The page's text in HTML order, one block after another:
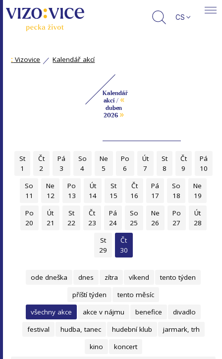
CS
: Vizovice Kalendář akcí
Kalendář
akcí / «
duben
2026 »
St
1
Čt
2
Pá
3
So
4
Ne
5
Po
6
Út
7
St
8
Čt
9
Pá
10
So
11
Ne
12
Po
13
Út
14
St
15
Čt
16
Pá
17
So
18
Ne
19
Po
20
Út
21
St
22
Čt
23
Pá
24
So
25
Ne
26
Po
27
Út
28
St
29
Čt
30
ode dneška dnes zítra víkend
tento týden
příští týden
tento měsíc
všechny akce
akce v nájmu benefice
divadlo
festival
hudba, tanec hudební klub
jarmark, trh
kino
koncert